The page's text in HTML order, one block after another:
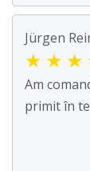
Jürgen
★ ★ ★
Am
primit în